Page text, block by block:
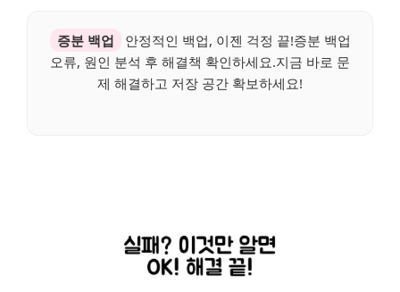
증분 백업
안정적인 백업, 이젠 걱정 끝!증분 백업
오류, 원인 분석 후 해결책 확인하세요.지금 바로 문
제 해결하고 저장 공간 확보하세요!